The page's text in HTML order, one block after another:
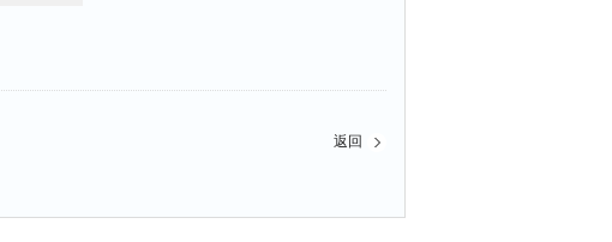
返回